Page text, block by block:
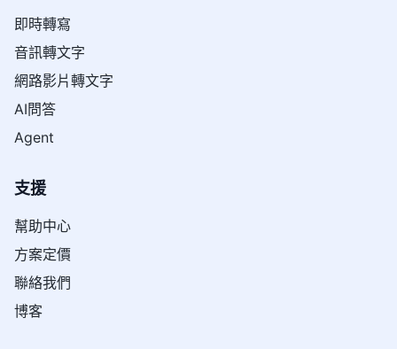
即時轉寫
音訊轉文字
網路影片轉文字
AI問答
Agent
支援
幫助中心
方案定價
聯絡我們
博客